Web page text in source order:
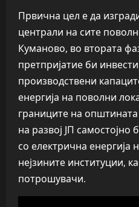
Првична цел е да
централи на сите
Куманово, во втората
претпријатие би
производствени
енергија на поволни
границите на
на развој ЈП
со електрична енергија
нејзините институции,
потрошувачи.